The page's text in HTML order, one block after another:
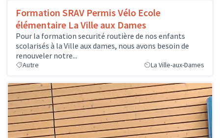
Formation SRAV Permis Vélo Ecole
élémentaire La Ville aux Dames
Pour la formation securité routière de nos enfants
scolarisés à la Ville aux dames, nous avons besoin de
renouveler notre...
Autre La Ville-aux-Dames